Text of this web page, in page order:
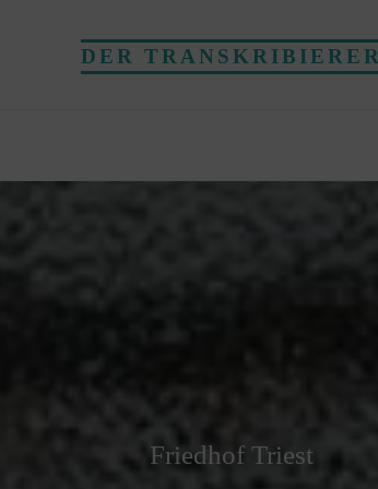
DER TRANSKRIBIERER
Friedhof Triest